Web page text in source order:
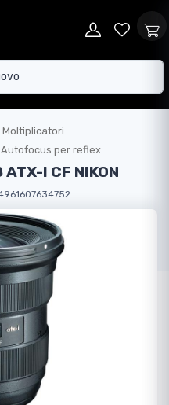
Moltiplicatori
Autofocus per reflex
I CF NIKON